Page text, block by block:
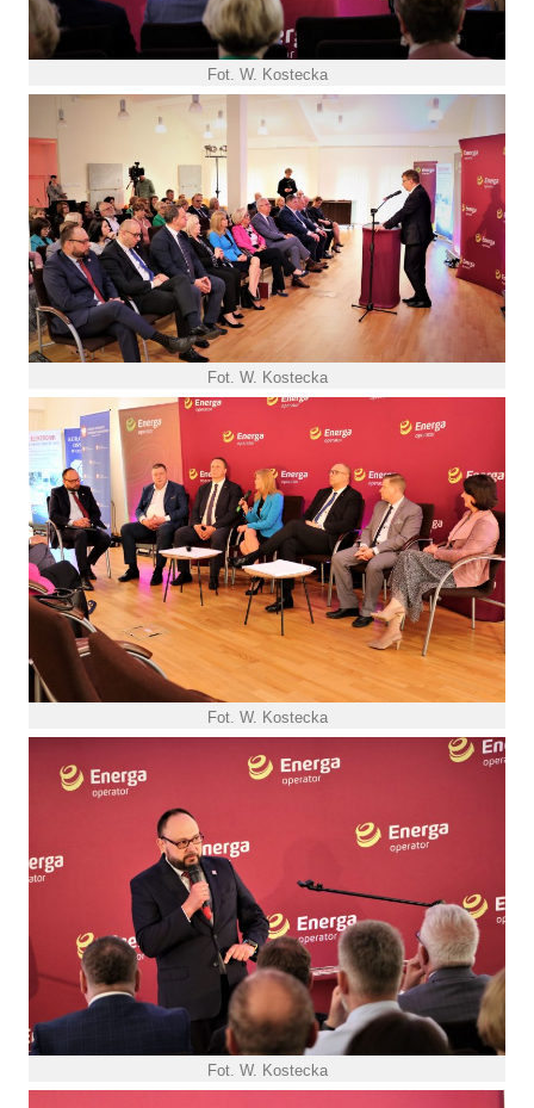
Fot. W. Kostecka
Fot. W. Kostecka
Fot. W. Kostecka
Fot. W. Kostecka